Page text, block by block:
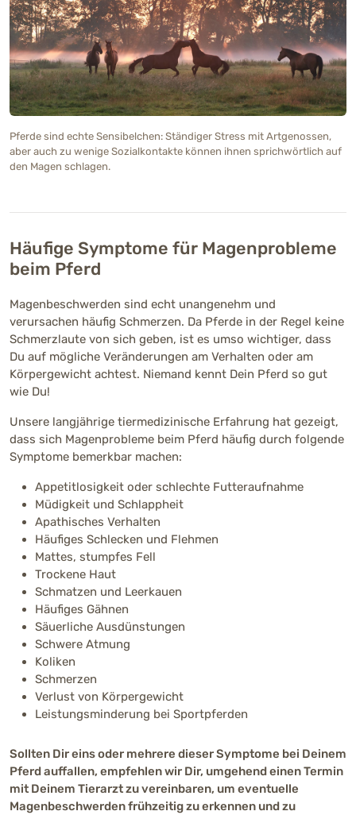
Pferde sind echte Sensibelchen: Ständiger Stress mit Artgenossen,
aber auch zu wenige Sozialkontakte können ihnen sprichwörtlich auf
den Magen schlagen.
Häufige Symptome für Magenprobleme
beim Pferd
Magenbeschwerden sind echt unangenehm und
verursachen häufig Schmerzen. Da Pferde in der Regel keine
Schmerzlaute von sich geben, ist es umso wichtiger, dass
Du auf mögliche Veränderungen am Verhalten oder am
Körpergewicht achtest. Niemand kennt Dein Pferd so gut
wie Du!
Unsere langjährige tiermedizinische Erfahrung hat gezeigt,
dass sich Magenprobleme beim Pferd häufig durch folgende
Symptome bemerkbar machen:
Appetitlosigkeit oder schlechte Futteraufnahme
Müdigkeit und Schlappheit
Apathisches Verhalten
Häufiges Schlecken und Flehmen
Mattes, stumpfes Fell
Trockene Haut
Schmatzen und Leerkauen
Häufiges Gähnen
Säuerliche Ausdünstungen
Schwere Atmung
Koliken
Schmerzen
Verlust von Körpergewicht
Leistungsminderung bei Sportpferden
Sollten Dir eins oder mehrere dieser Symptome bei Deinem
Pferd auffallen, empfehlen wir Dir, umgehend einen Termin
mit Deinem Tierarzt zu vereinbaren, um eventuelle
Magenbeschwerden frühzeitig zu erkennen und zu